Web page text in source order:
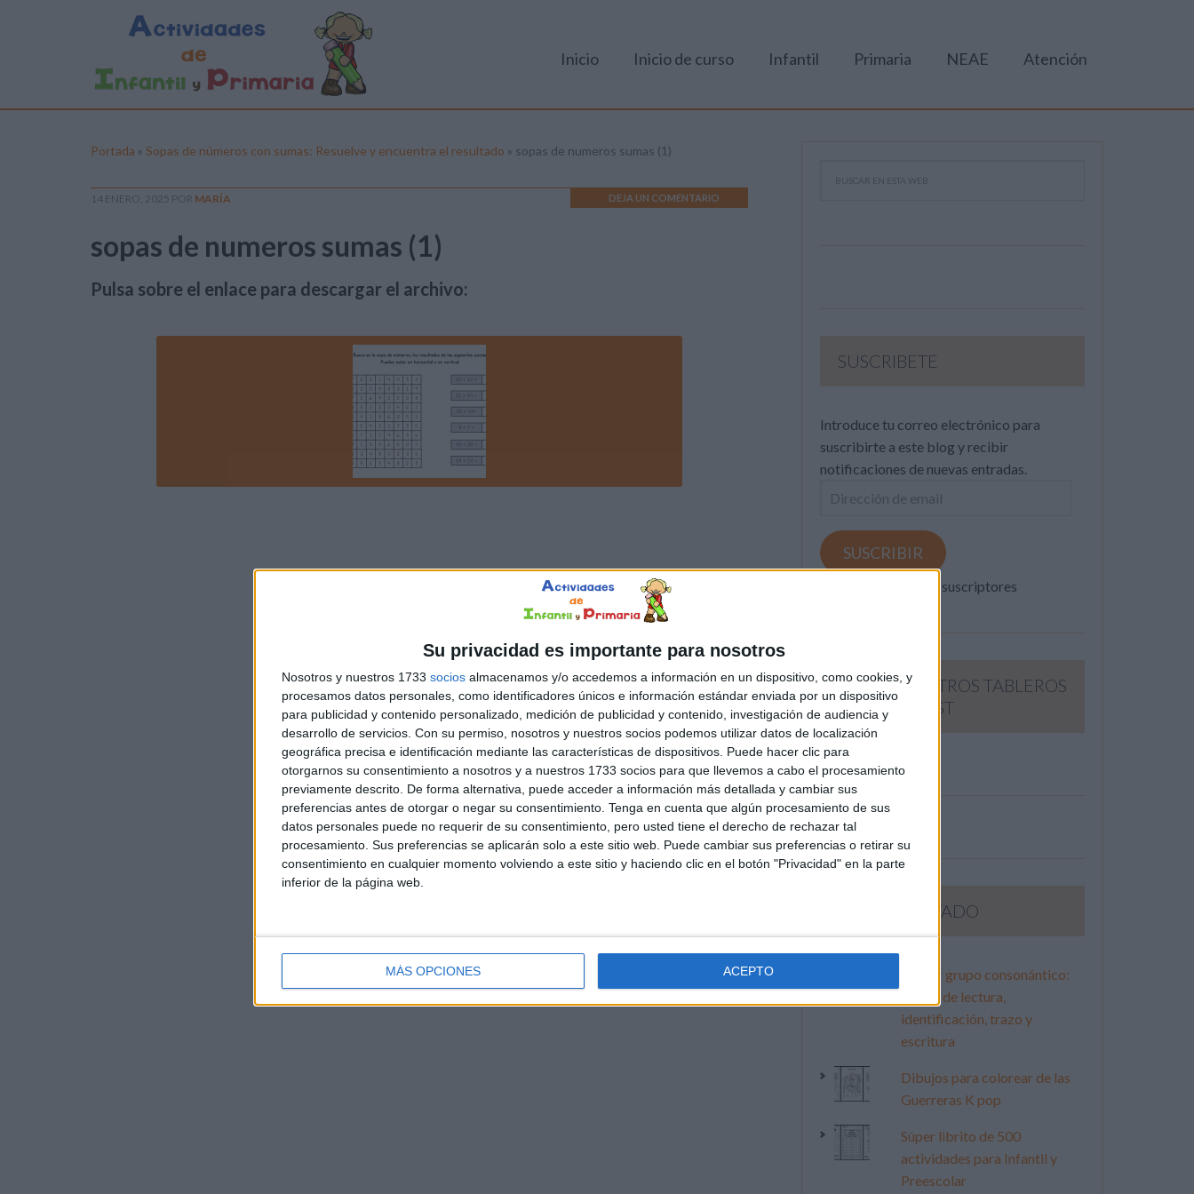
Su privacidad es importante para nosotros
Nosotros y nuestros 1733 socios almacenamos y/o accedemos a información en un dispositivo, como cookies, y
procesamos datos personales, como identificadores únicos e información estándar enviada por un dispositivo
para publicidad y contenido personalizado, medición de publicidad y contenido, investigación de audiencia y
desarrollo de servicios. Con su permiso, nosotros y nuestros socios podemos utilizar datos de localización
geográfica precisa e identificación mediante las características de dispositivos. Puede hacer clic para
otorgarnos su consentimiento a nosotros y a nuestros 1733 socios para que llevemos a cabo el procesamiento
previamente descrito. De forma alternativa, puede acceder a información más detallada y cambiar sus
preferencias antes de otorgar o negar su consentimiento. Tenga en cuenta que algún procesamiento de sus
datos personales puede no requerir de su consentimiento, pero usted tiene el derecho de rechazar tal
procesamiento. Sus preferencias se aplicarán solo a este sitio web. Puede cambiar sus preferencias o retirar su
consentimiento en cualquier momento volviendo a este sitio y haciendo clic en el botón "Privacidad" en la parte
inferior de la página web.
MÁS OPCIONES ACEPTO
Inicio Inicio de curso Infantil Primaria NEAE Atención
Portada » Sopas de números con sumas: Resuelve y encuentra el resultado » sopas de numeros sumas (1)
14 ENERO, 2025 POR MARÍA DEJA UN COMENTARIO
sopas de numeros sumas (1)
Pulsa sobre el enlace para descargar el archivo:
SUSCRIBETE
Introduce tu correo electrónico para
suscribirte a este blog y recibir
notificaciones de nuevas entradas.
Dirección
email
SUSCRIBIR
Únete a otros 371K suscriptores
SIGUE NUESTROS TABLEROS
EN PINTEREST
LO MÁS VISITADO
Primer grupo consonántico:
Fichas de lectura,
identificación, trazo y
escritura
Dibujos para colorear de las
Guerreras K pop
Súper librito de 500
actividades para Infantil y
Preescolar